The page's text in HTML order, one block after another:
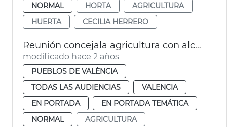
NORMAL
HORTA
AGRICULTURA
HUERTA
CECILIA HERRERO
Reunión concejala agricultura con alcaldes pedáneos
modificado hace 2 años
PUEBLOS DE VALÈNCIA
TODAS LAS AUDIENCIAS
VALENCIA
EN PORTADA
EN PORTADA TEMÁTICA
NORMAL
AGRICULTURA